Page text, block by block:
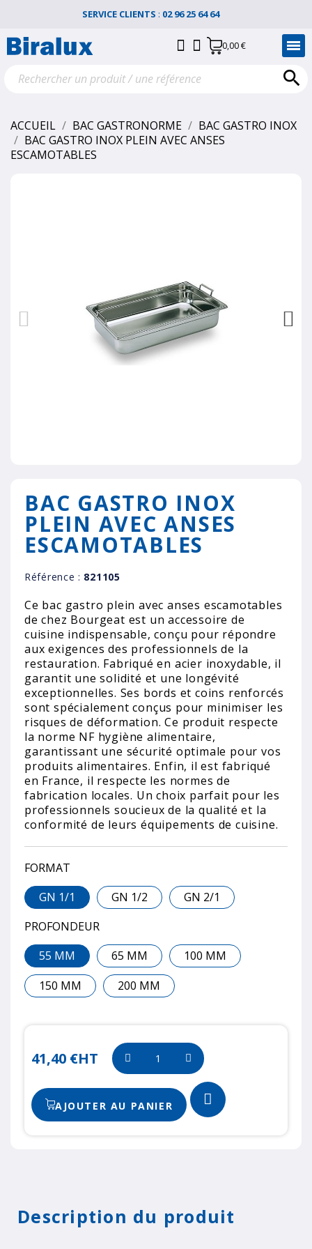
SERVICE CLIENTS : 02 96 25 64 64
0,00 €

ACCUEIL BAC GASTRONORME
BAC GASTRO INOX
BAC GASTRO INOX PLEIN AVEC ANSES
ESCAMOTABLES
BAC GASTRO INOX
PLEIN AVEC ANSES
ESCAMOTABLES
Référence : 821105
Ce bac gastro plein avec anses escamotables
de chez Bourgeat est un accessoire de
cuisine indispensable, conçu pour répondre
aux exigences des professionnels de la
restauration. Fabriqué en acier inoxydable, il
garantit une solidité et une longévité
exceptionnelles. Ses bords et coins renforcés
sont spécialement conçus pour minimiser les
risques de déformation. Ce produit respecte
la norme NF hygiène alimentaire,
garantissant une sécurité optimale pour vos
produits alimentaires. Enfin, il est fabriqué
en France, il respecte les normes de
fabrication locales. Un choix parfait pour les
professionnels soucieux de la qualité et la
conformité de leurs équipements de cuisine.
FORMAT
GN 1/1
GN 1/2
GN 2/1
PROFONDEUR
55 MM
65 MM
100 MM
150 MM
200 MM
41,40 €HT
AJOUTER AU PANIER
Description du produit